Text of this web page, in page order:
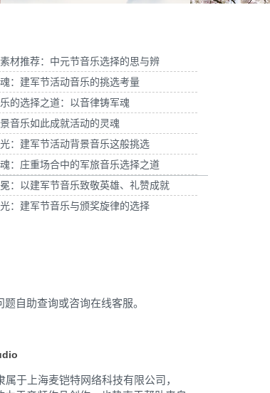
项目提供
为宝武集团二十四节气清明项目提供音乐版权
材推荐：中元节音乐选择的思与辨
：建军节活动音乐的挑选考量
的选择之道：以音律铸军魂
音乐如此成就活动的灵魂
：建军节活动背景音乐这般挑选
：庄重场合中的军旅音乐选择之道
：以建军节音乐致敬英雄、礼赞成就
：建军节音乐与颁奖旋律的选择
题自助查询或咨询在线客服。
属于上海麦铠特网络科技有限公司，